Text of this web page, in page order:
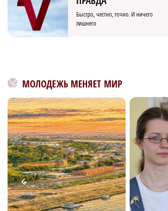
Быстро, честно, точно. И ничего
лишнего
МОЛОДЕЖЬ МЕНЯЕТ МИР